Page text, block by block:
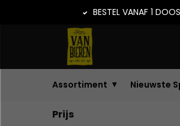
BESTEL VANAF 1
Assortiment Nieuwste
Prijs